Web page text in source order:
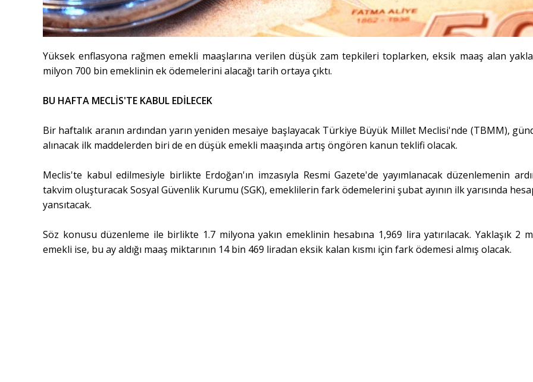
Yüksek enflasyona rağmen emekli maaşlarına verilen düşük zam tepkileri toplarken, eksik maaş alan
milyon 700 bin emeklinin ek ödemelerini alacağı tarih ortaya çıktı.
BU HAFTA MECLİS'TE KABUL EDİLECEK
Bir haftalık aranın ardından yarın yeniden mesaiye başlayacak Türkiye Büyük Millet Meclisi'nde (TBMM),
alınacak ilk maddelerden biri de en düşük emekli maaşında artış öngören kanun teklifi olacak.
Meclis'te kabul edilmesiyle birlikte Erdoğan'ın imzasıyla Resmi Gazete'de yayımlanacak düzenlemenin
takvim oluşturacak Sosyal Güvenlik Kurumu (SGK), emeklilerin fark ödemelerini şubat ayının ilk yarısında
yansıtacak.
Söz konusu düzenleme ile birlikte 1.7 milyona yakın emeklinin hesabına 1,969 lira yatırılacak. Yaklaşık 2
emekli ise, bu ay aldığı maaş miktarının 14 bin 469 liradan eksik kalan kısmı için fark ödemesi almış olacak.